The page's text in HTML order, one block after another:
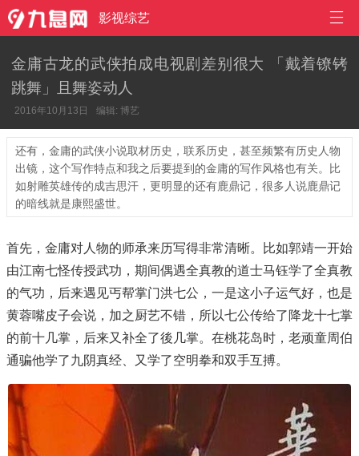

影视综艺
金庸古龙的武侠拍成电视剧差别很大 「戴着镣铐
跳舞」且舞姿动人
2016年10月13日 编辑: 博艺
还有，金庸的武侠小说取材历史，联系历史，甚至频繁有历史人物
出镜，这个写作特点和我之后要提到的金庸的写作风格也有关。比
如射雕英雄传的成吉思汗，更明显的还有鹿鼎记，很多人说鹿鼎记
的暗线就是康熙盛世。
首先，金庸对人物的师承来历写得非常清晰。比如郭靖一开始
由江南七怪传授武功，期间偶遇全真教的道士马钰学了全真教
的气功，后来遇见丐帮掌门洪七公，一是这小子运气好，也是
黄蓉嘴皮子会说，加之厨艺不错，所以七公传给了降龙十七掌
的前十几掌，后来又补全了後几掌。在桃花岛时，老顽童周伯
通骗他学了九阴真经、又学了空明拳和双手互搏。